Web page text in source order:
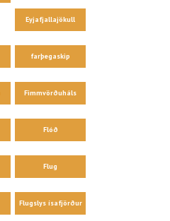
Eyjafjallajökull
farþegaskip
Fimmvörðuháls
Flóð
Flug
Flugslys ísafjörður